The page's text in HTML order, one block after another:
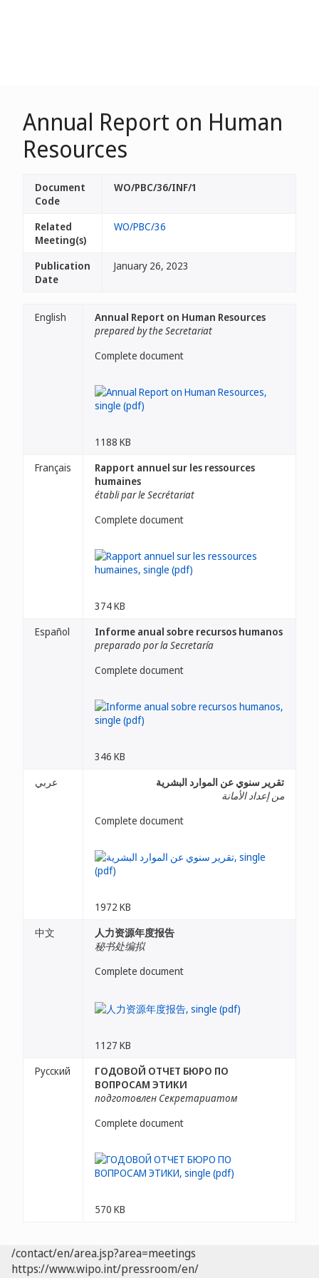
Annual Report on Human
Resources
Document
Code
WO/PBC/36/INF/1
Related
Meeting(s)
WO/PBC/36
Publication
Date
January 26, 2023
English
Annual Report on Human Resources
prepared by the Secretariat
Complete document
1188 KB
Français
Rapport annuel sur les ressources
humaines
établi par le Secrétariat
Complete document
374 KB
Español
Informe anual sobre recursos humanos
preparado por la Secretaría
Complete document
346 KB
عربي
تقرير سنوي عن الموارد البشرية
من إعداد الأمانة
Complete document
1972 KB
中文
人力资源年度报告
秘书处编拟
Complete document
1127 KB
Русский
ГОДОВОЙ ОТЧЕТ БЮРО ПО
ВОПРОСАМ ЭТИКИ
подготовлен Секретариатом
Complete document
570 KB
/contact/en/area.jsp?area=meetings
https://www.wipo.int/pressroom/en/